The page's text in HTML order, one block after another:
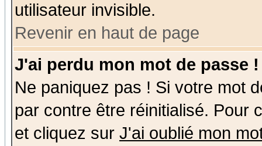
utilisateur invisible.
Revenir en haut de page
J'ai perdu mon mot de passe !
Ne paniquez pas ! Si votre mot
par contre être réinitialisé. Pour
et cliquez sur J'ai oublié mon